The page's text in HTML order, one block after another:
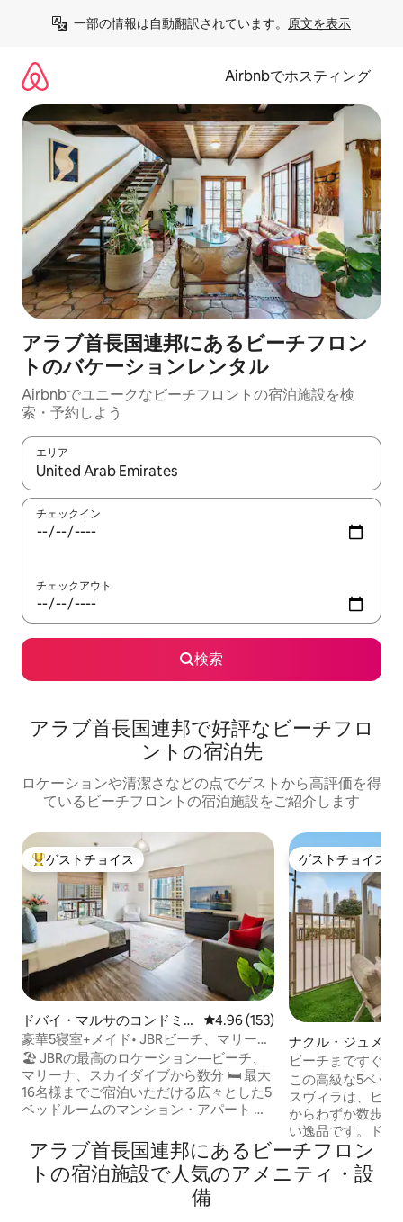
一部の情報は自動翻訳されています。 原文を表示
Airbnbでホスティング
アラブ首長国連邦にあるビーチフロン
トのバケーションレンタル
Airbnbでユニークなビーチフロントの宿泊施設を検
索・予約しよう
エリア
検索結果が表示されたら、上下の矢印キーを使って移動するか
チェックイン
チェックアウト
検索
アラブ首長国連邦で好評なビーチフロ
ントの宿泊先
ロケーションや清潔さなどの点でゲストから高評価を得
ているビーチフロントの宿泊施設をご紹介します
大好評のゲストチョイスです。
ゲストチョイス
ドバイ・マルサのコンドミニ
アム
レビュー153件、5つ星中4.96つ
4.96 (153)
豪華5寝室+メイド• JBRビーチ、マリー
ナ、トラムまで徒歩
🏖️ JBRの最高のロケーション—ビーチ、
マリーナ、スカイダイブから数分 🛏️ 最大
16名様までご宿泊いただける広々とした5
ベッドルームのマンション・アパート 🛠️
パート 🍳 設備の整ったキッチン 🌃ドバイ
最高のダイニング、カフェ、バー、ナイ
トライフまで徒歩圏内 🌊ウォータースポ
ーツ＆マリーナアクティビティまで数歩
🚶‍♂️ブルーウォーターズ島まで徒歩で行け
ゲストチョイス
ゲストチョイス
ナクル・ジュメイ
ョン・アパート
ビーチまですぐ
ヴィラ|景色とプ
この高級な5ベッ
スヴィラは、ビー
からわずか数歩の
い逸品です。ドバ
素晴らしいマリー
色を楽しめます。 プライベートガーデン
で食事をしたり、
アラブ首長国連邦にあるビーチフロン
トの宿泊施設で人気のアメニティ・設
備